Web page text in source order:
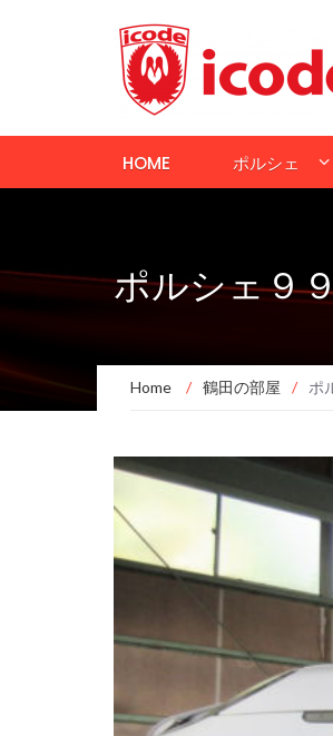
HOME ポルシェ
ポルシェ９
Home / 鶴田の部屋 / ポ